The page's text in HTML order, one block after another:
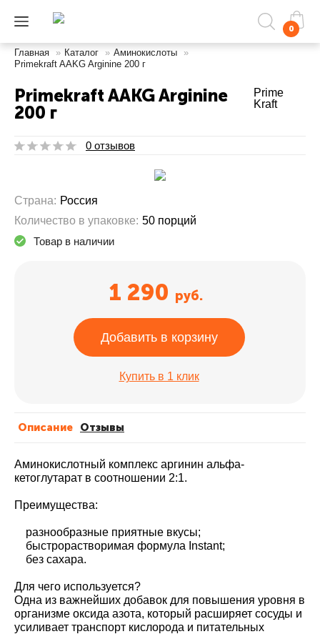
0
Главная » Каталог » Аминокислоты
»
Primekraft AAKG Arginine 200 г
Primekraft AAKG Arginine
200 г
Prime
Kraft
0 отзывов
Страна: Россия
Количество в упаковке: 50 порций
Товар в наличии
1 290 руб.
Добавить в корзину
Купить в 1 клик
Описание Отзывы
Аминокислотный комплекс аргинин альфа-
кетоглутарат в соотношении 2:1.
Преимущества:
разнообразные приятные вкусы;
быстрорастворимая формула Instant;
без сахара.
Для чего используется?
Одна из важнейших добавок для повышения уровня в
организме оксида азота, который расширяет сосуды и
усиливает транспорт кислорода и питательных